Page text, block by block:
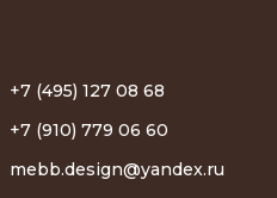
+7 (495) 127 08 68
+7 (910) 779 06 60
mebb.design@yandex.ru